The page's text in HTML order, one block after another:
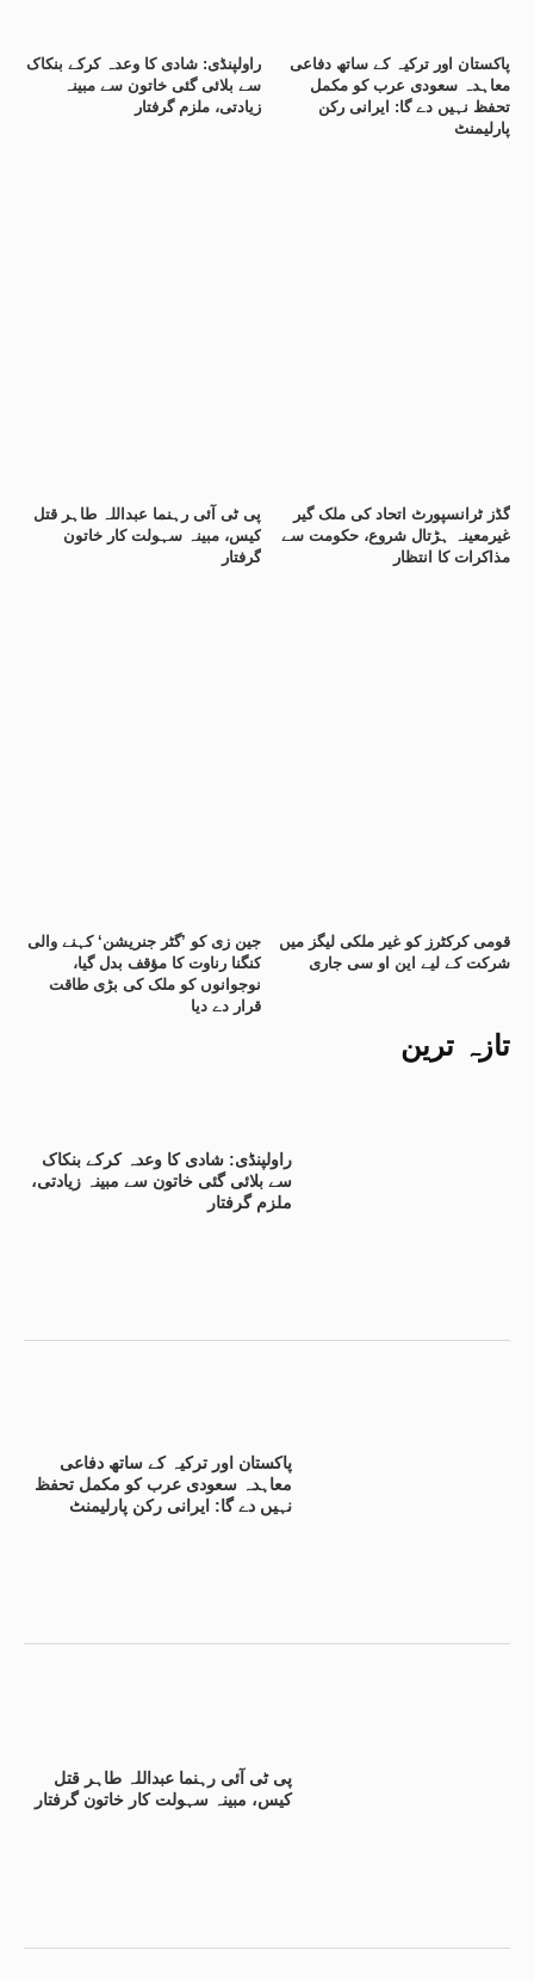
تازہ ترین
راولپنڈی: شادی کا وعدہ کرکے بنکاک
سے بلائی گئی خاتون سے مبینہ زیادتی،
ملزم گرفتار
پاکستان اور ترکیہ کے ساتھ دفاعی
معاہدہ سعودی عرب کو مکمل تحفظ
نہیں دے گا: ایرانی رکن پارلیمنٹ
پی ٹی آئی رہنما عبداللہ طاہر قتل
کیس، مبینہ سہولت کار خاتون گرفتار
راولپنڈی: شادی کا وعدہ کرکے بنکاک
سے بلائی گئی خاتون سے مبینہ
زیادتی، ملزم گرفتار
پاکستان اور ترکیہ کے ساتھ دفاعی
معاہدہ سعودی عرب کو مکمل
تحفظ نہیں دے گا: ایرانی رکن
پارلیمنٹ
پی ٹی آئی رہنما عبداللہ طاہر قتل
کیس، مبینہ سہولت کار خاتون
گرفتار
گڈز ٹرانسپورٹ اتحاد کی ملک گیر
غیرمعینہ ہڑتال شروع، حکومت سے
مذاکرات کا انتظار
جین زی کو ’گٹر جنریشن‘ کہنے والی
کنگنا رناوت کا مؤقف بدل گیا،
نوجوانوں کو ملک کی بڑی طاقت
قرار دے دیا
قومی کرکٹرز کو غیر ملکی لیگز میں
شرکت کے لیے این او سی جاری